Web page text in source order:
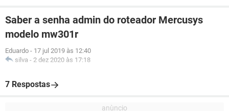
Saber a senha admin do roteador Mercusys
modelo mw301r
Eduardo - 17 jul 2019 às 12:40
silva - 2 dez 2020 às 17:18
7 Respostas